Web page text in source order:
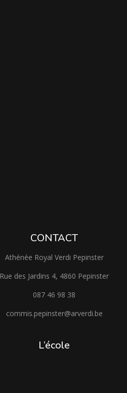
CONTACT
Athénée Royal Verdi Pepinster
Rue des Jardins 4, 4860 Pepinster
087 46 98 38
commis.pepinster@arverdi.be
L’école